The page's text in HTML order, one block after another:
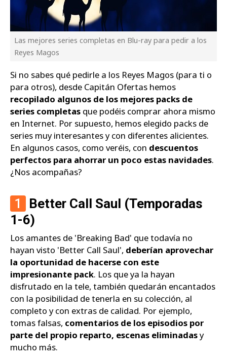
Las mejores series completas en Blu-ray para pedir a los
Reyes Magos
Si no sabes qué pedirle a los Reyes Magos (para ti o
para otros), desde Capitán Ofertas hemos
recopilado algunos de los mejores packs de
series completas que podéis comprar ahora mismo
en Internet. Por supuesto, hemos elegido packs de
series muy interesantes y con diferentes alicientes.
En algunos casos, como veréis, con descuentos
perfectos para ahorrar un poco estas navidades.
¿Nos acompañas?
1
Better Call Saul (Temporadas
1-6)
Los amantes de 'Breaking Bad' que todavía no
hayan visto 'Better Call Saul', deberían aprovechar
la oportunidad de hacerse con este
impresionante pack. Los que ya la hayan
disfrutado en la tele, también quedarán encantados
con la posibilidad de tenerla en su colección, al
completo y con extras de calidad. Por ejemplo,
tomas falsas, comentarios de los episodios por
parte del propio reparto, escenas eliminadasy
mucho más.